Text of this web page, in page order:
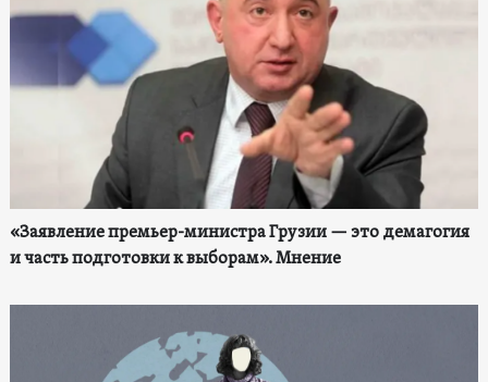
«Заявление премьер-министра Грузии — это демагогия
и часть подготовки к выборам». Мнение